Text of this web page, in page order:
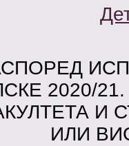
2020/
И
ИЛИ